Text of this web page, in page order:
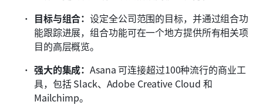
目标与组合：设定全公司范围的目标，并通过组合功
能跟踪进展，组合功能可在一个地方提供所有相关项
目的高层概览。
强大的集成：Asana 可连接超过100种流行的商业工
具，包括 Slack、Adobe Creative Cloud 和
Mailchimp。